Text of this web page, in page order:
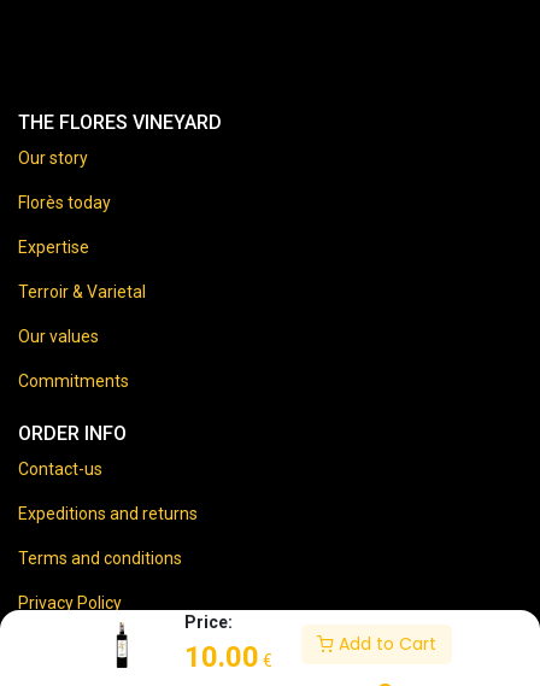
Price:
10.00 €
Add to Cart
THE FLORES VINEYARD
Our story
Florès today
Expertise
Terroir & Varietal
Our values
Commitments
ORDER INFO
Contact-us
Expeditions and returns
Terms and conditions
Privacy Policy
Legal disclaimer